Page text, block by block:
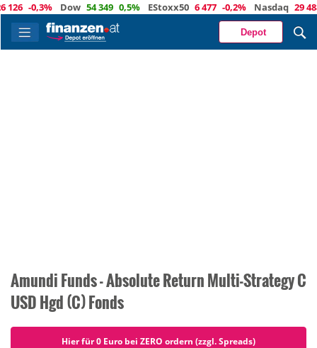
-0,3% Dow 54 349 0,5% EStoxx50 6 477 -0,2% Nasdaq 29 488
Depot
Amundi Funds - Absolute Return Multi-Strategy C
USD Hgd (C) Fonds
Hier für 0 Euro bei ZERO ordern (zzgl. Spreads)